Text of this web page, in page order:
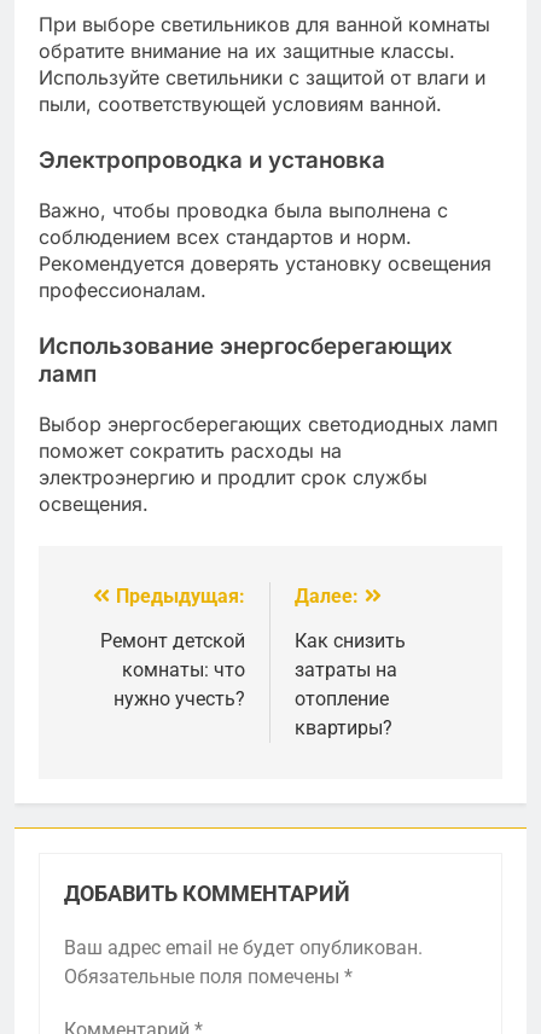
При выборе светильников для ванной комнаты
обратите внимание на их защитные классы.
Используйте светильники с защитой от влаги и
пыли, соответствующей условиям ванной.
Электропроводка и установка
Важно, чтобы проводка была выполнена с
соблюдением всех стандартов и норм.
Рекомендуется доверять установку освещения
профессионалам.
Использование энергосберегающих
ламп
Выбор энергосберегающих светодиодных ламп
поможет сократить расходы на
электроэнергию и продлит срок службы
освещения.
Навигация
записям
Предыдущая:
Ремонт детской
комнаты: что
нужно учесть?
Далее:
Как снизить
затраты на
отопление
квартиры?
ДОБАВИТЬ КОММЕНТАРИЙ
Ваш адрес email не будет опубликован.
Обязательные поля помечены *
Комментарий *